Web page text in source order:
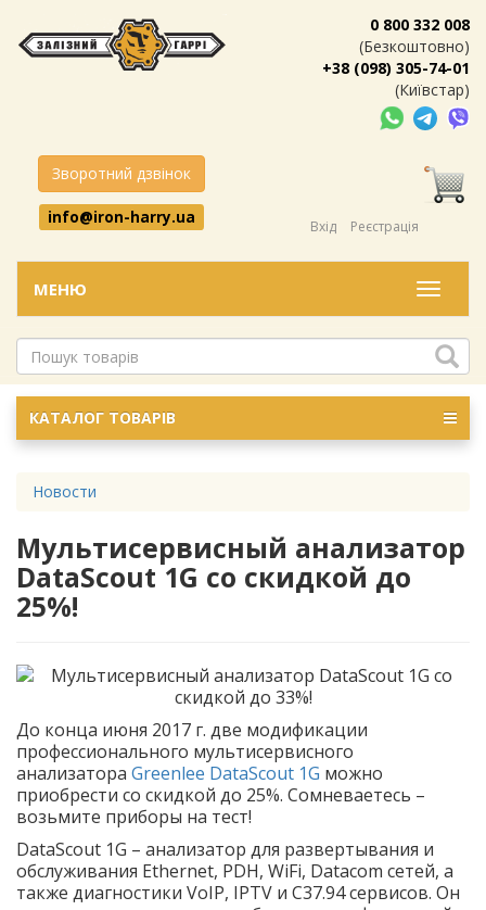
0 800 332 008
(Безкоштовно)
+38 (098) 305-74-01
(Київстар)
Зворотний дзвінок
info@iron-harry.ua
Вхід Реєстрація
Меню
МЕНЮ
КАТАЛОГ ТОВАРІВ
Новости
Мультисервисный анализатор
DataScout 1G со скидкой до
25%!
До конца июня 2017 г. две модификации
профессионального мультисервисного
анализатора Greenlee DataScout 1G можно
приобрести со скидкой до 25%. Сомневаетесь –
возьмите приборы на тест!
DataScout 1G – анализатор для развертывания и
обслуживания Ethernet, PDH, WiFi, Datacom сетей, а
также диагностики VoIP, IPTV и C37.94 сервисов. Он